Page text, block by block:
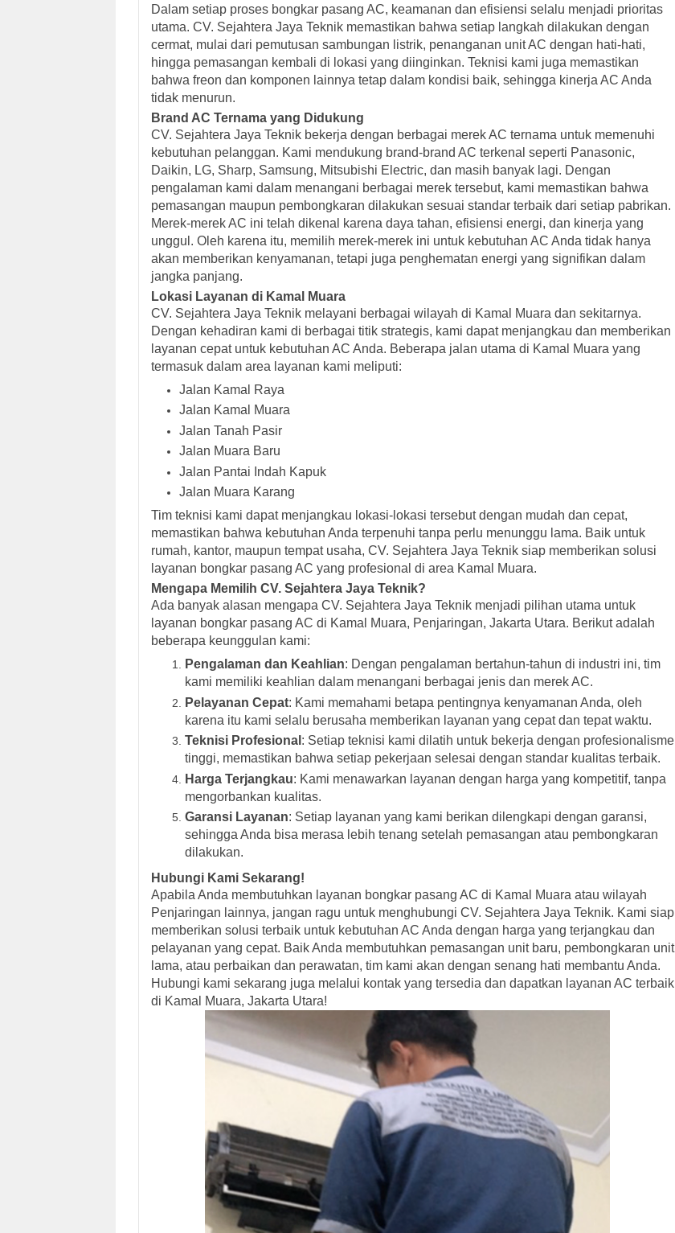
Dalam setiap proses bongkar pasang AC, keamanan dan efisiensi selalu menjadi prioritas
utama. CV. Sejahtera Jaya Teknik memastikan bahwa setiap langkah dilakukan dengan
cermat, mulai dari pemutusan sambungan listrik, penanganan unit AC dengan hati-hati,
hingga pemasangan kembali di lokasi yang diinginkan. Teknisi kami juga memastikan
bahwa freon dan komponen lainnya tetap dalam kondisi baik, sehingga kinerja AC Anda
tidak menurun.
Brand AC Ternama yang Didukung
CV. Sejahtera Jaya Teknik bekerja dengan berbagai merek AC ternama untuk memenuhi
kebutuhan pelanggan. Kami mendukung brand-brand AC terkenal seperti Panasonic,
Daikin, LG, Sharp, Samsung, Mitsubishi Electric, dan masih banyak lagi. Dengan
pengalaman kami dalam menangani berbagai merek tersebut, kami memastikan bahwa
pemasangan maupun pembongkaran dilakukan sesuai standar terbaik dari setiap pabrikan.
Merek-merek AC ini telah dikenal karena daya tahan, efisiensi energi, dan kinerja yang
unggul. Oleh karena itu, memilih merek-merek ini untuk kebutuhan AC Anda tidak hanya
akan memberikan kenyamanan, tetapi juga penghematan energi yang signifikan dalam
jangka panjang.
Lokasi Layanan di Kamal Muara
CV. Sejahtera Jaya Teknik melayani berbagai wilayah di Kamal Muara dan sekitarnya.
Dengan kehadiran kami di berbagai titik strategis, kami dapat menjangkau dan memberikan
layanan cepat untuk kebutuhan AC Anda. Beberapa jalan utama di Kamal Muara yang
termasuk dalam area layanan kami meliputi:
Jalan Kamal Raya
Jalan Kamal Muara
Jalan Tanah Pasir
Jalan Muara Baru
Jalan Pantai Indah Kapuk
Jalan Muara Karang
Tim teknisi kami dapat menjangkau lokasi-lokasi tersebut dengan mudah dan cepat,
memastikan bahwa kebutuhan Anda terpenuhi tanpa perlu menunggu lama. Baik untuk
rumah, kantor, maupun tempat usaha, CV. Sejahtera Jaya Teknik siap memberikan solusi
layanan bongkar pasang AC yang profesional di area Kamal Muara.
Mengapa Memilih CV. Sejahtera Jaya Teknik?
Ada banyak alasan mengapa CV. Sejahtera Jaya Teknik menjadi pilihan utama untuk
layanan bongkar pasang AC di Kamal Muara, Penjaringan, Jakarta Utara. Berikut adalah
beberapa keunggulan kami:
Pengalaman dan Keahlian: Dengan pengalaman bertahun-tahun di industri ini, tim
kami memiliki keahlian dalam menangani berbagai jenis dan merek AC.
Pelayanan Cepat: Kami memahami betapa pentingnya kenyamanan Anda, oleh
karena itu kami selalu berusaha memberikan layanan yang cepat dan tepat waktu.
Teknisi Profesional : Setiap teknisi kami dilatih untuk bekerja dengan profesionalisme
tinggi, memastikan bahwa setiap pekerjaan selesai dengan standar kualitas terbaik.
Harga Terjangkau: Kami menawarkan layanan dengan harga yang kompetitif, tanpa
mengorbankan kualitas.
Garansi Layanan: Setiap layanan yang kami berikan dilengkapi dengan garansi,
sehingga Anda bisa merasa lebih tenang setelah pemasangan atau pembongkaran
dilakukan.
Hubungi Kami Sekarang!
Apabila Anda membutuhkan layanan bongkar pasang AC di Kamal Muara atau wilayah
Penjaringan lainnya, jangan ragu untuk menghubungi CV. Sejahtera Jaya Teknik. Kami siap
memberikan solusi terbaik untuk kebutuhan AC Anda dengan harga yang terjangkau dan
pelayanan yang cepat. Baik Anda membutuhkan pemasangan unit baru, pembongkaran unit
lama, atau perbaikan dan perawatan, tim kami akan dengan senang hati membantu Anda.
Hubungi kami sekarang juga melalui kontak yang tersedia dan dapatkan layanan AC terbaik
di Kamal Muara, Jakarta Utara!